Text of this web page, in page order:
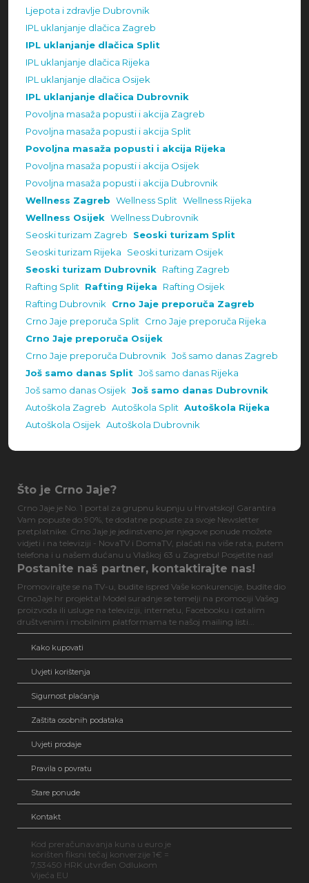
Ljepota i zdravlje Dubrovnik
IPL uklanjanje dlačica Zagreb
IPL uklanjanje dlačica Split
IPL uklanjanje dlačica Rijeka
IPL uklanjanje dlačica Osijek
IPL uklanjanje dlačica Dubrovnik
Povoljna masaža popusti i akcija Zagreb
Povoljna masaža popusti i akcija Split
Povoljna masaža popusti i akcija Rijeka
Povoljna masaža popusti i akcija Osijek
Povoljna masaža popusti i akcija Dubrovnik
Wellness Zagreb Wellness Split Wellness Rijeka
Wellness Osijek Wellness Dubrovnik
Seoski turizam Zagreb
Seoski turizam Split
Seoski turizam Rijeka
Seoski turizam Osijek
Seoski turizam Dubrovnik Rafting Zagreb
Rafting Split Rafting Rijeka
Rafting Osijek
Rafting Dubrovnik Crno Jaje preporuča Zagreb
Crno Jaje preporuča Split Crno Jaje preporuča Rijeka
Crno Jaje preporuča Osijek
Crno Jaje preporuča Dubrovnik Još samo danas Zagreb
Još samo danas Split Još samo danas Rijeka
Još samo danas Osijek Još samo danas Dubrovnik
Autoškola Zagreb Autoškola Split Autoškola Rijeka
Autoškola Osijek Autoškola Dubrovnik
Što je Crno Jaje?
Crno Jaje je No. 1 portal za grupnu kupnju u Hrvatskoj! Garantira
Vam popuste do 90%, te dodatne popuste za svoje Newsletter
pretplatnike. Crno Jaje je jedinstveno jer njegove ponude možete
vidjeti i na televiziji - NovaTV i DomaTV, plaćati na više rata, putem
telefona i u našem dućanu u Vlaškoj 63 u Zagrebu! Posjetite nas!
Postanite naš partner, kontaktirajte nas!
Promovirajte se na TV-u, budite ispred Vaše konkurencije, budite dio
CrnoJaje.hr projekta! Model suradnje se temelji na promociji Vašeg
proizvoda ili usluge na televiziji, internetu, Facebooku i ostalim
društvenim i mobilnim platformama te našoj mailing listi...
Kako kupovati
Uvjeti korištenja
Sigurnost plaćanja
Zaštita osobnih podataka
Uvjeti prodaje
Pravila o povratu
Stare ponude
Kontakt
Kod preračunavanja kuna u euro je
korišten fiksni tečaj konverzije 1€ =
7,53450 HRK utvrđen Odlukom
Vijeća EU